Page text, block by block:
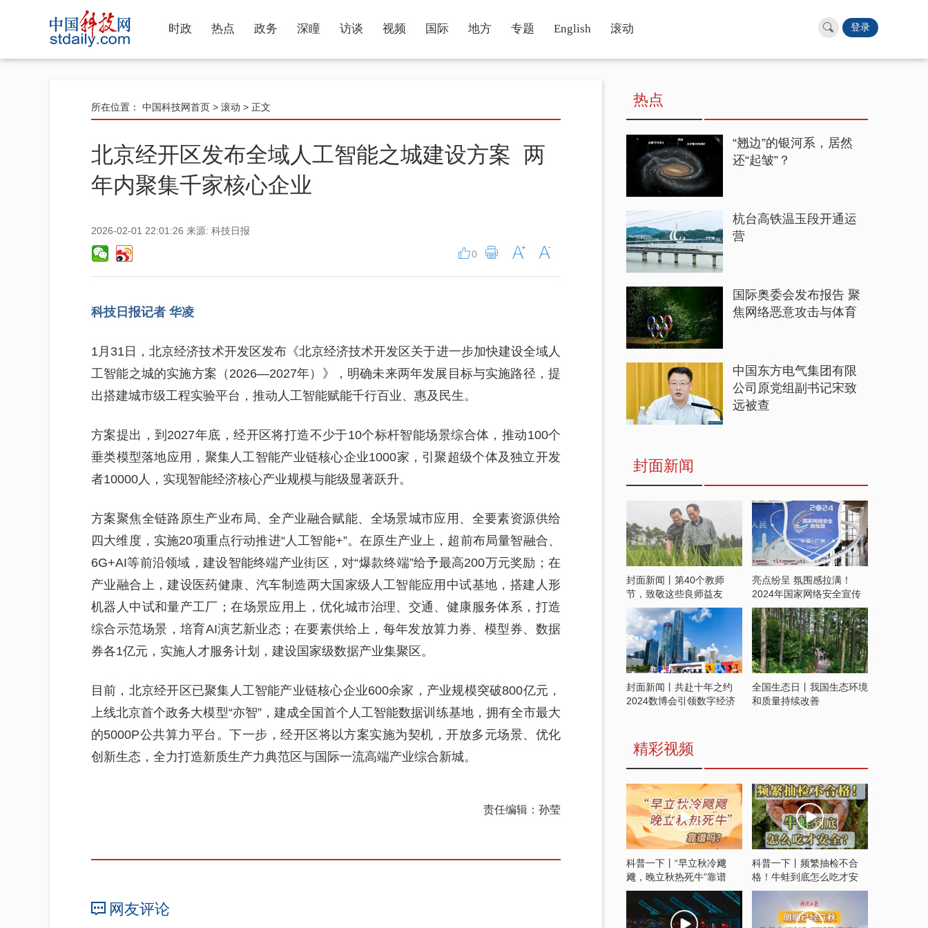
时政 热点 政务 深瞳 访谈 视频 国际 地方 专题 English 滚动 登录
所在位置： 中国科技网首页 > 滚动 > 正文
北京经开区发布全域人工智能之城建设方案 两
年内聚集千家核心企业
2026-02-01 22:01:26 来源: 科技日报
0
科技日报记者 华凌
1月31日，北京经济技术开发区发布《北京经济技术开发区关于进一步加快建设全域人
工智能之城的实施方案（2026—2027年）》，明确未来两年发展目标与实施路径，提
出搭建城市级工程实验平台，推动人工智能赋能千行百业、惠及民生。
方案提出，到2027年底，经开区将打造不少于10个标杆智能场景综合体，推动100个
垂类模型落地应用，聚集人工智能产业链核心企业1000家，引聚超级个体及独立开发
者10000人，实现智能经济核心产业规模与能级显著跃升。
方案聚焦全链路原生产业布局、全产业融合赋能、全场景城市应用、全要素资源供给
四大维度，实施20项重点行动推进“人工智能+”。在原生产业上，超前布局量智融合、
6G+AI等前沿领域，建设智能终端产业街区，对“爆款终端”给予最高200万元奖励；在
产业融合上，建设医药健康、汽车制造两大国家级人工智能应用中试基地，搭建人形
机器人中试和量产工厂；在场景应用上，优化城市治理、交通、健康服务体系，打造
综合示范场景，培育AI演艺新业态；在要素供给上，每年发放算力券、模型券、数据
券各1亿元，实施人才服务计划，建设国家级数据产业集聚区。
目前，北京经开区已聚集人工智能产业链核心企业600余家，产业规模突破800亿元，
上线北京首个政务大模型“亦智”，建成全国首个人工智能数据训练基地，拥有全市最大
的5000P公共算力平台。下一步，经开区将以方案实施为契机，开放多元场景、优化
创新生态，全力打造新质生产力典范区与国际一流高端产业综合新城。
责任编辑：孙莹
网友评论
热点
“翘边”的银河系，居然
还“起皱”？
杭台高铁温玉段开通运
营
国际奥委会发布报告 聚
焦网络恶意攻击与体育
中国东方电气集团有限
公司原党组副书记宋致
远被查
封面新闻
封面新闻丨第40个教师
节，致敬这些良师益友
亮点纷呈 氛围感拉满！
2024年国家网络安全宣传
周开启
封面新闻丨共赴十年之约
2024数博会引领数字经济
全国生态日丨我国生态环境
和质量持续改善
精彩视频
科普一下丨“早立秋冷飕
飕，晚立秋热死牛”靠谱
吗？
科普一下丨频繁抽检不合
格！牛蛙到底怎么吃才安
全？